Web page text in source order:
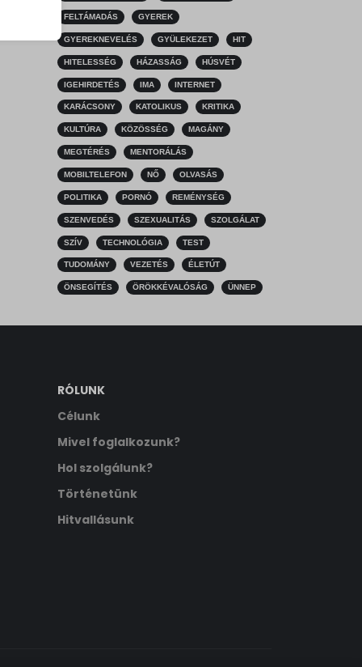
FELTÁMADÁS GYEREK
GYEREKNEVELÉS GYÜLEKEZET HIT
HITELESSÉG HÁZASSÁG HÚSVÉT
IGEHIRDETÉS IMA INTERNET
KARÁCSONY KATOLIKUS KRITIKA
KULTÚRA KÖZÖSSÉG MAGÁNY
MEGTÉRÉS MENTORÁLÁS
MOBILTELEFON NŐ OLVASÁS
POLITIKA PORNÓ REMÉNYSÉG
SZENVEDÉS SZEXUALITÁS SZOLGÁLAT
SZÍV TECHNOLÓGIA TEST
TUDOMÁNY VEZETÉS ÉLETÚT
ÖNSEGÍTÉS ÖRÖKKÉVALÓSÁG ÜNNEP
RÓLUNK
Célunk
Mivel foglalkozunk?
Hol szolgálunk?
Történetünk
Hitvallásunk